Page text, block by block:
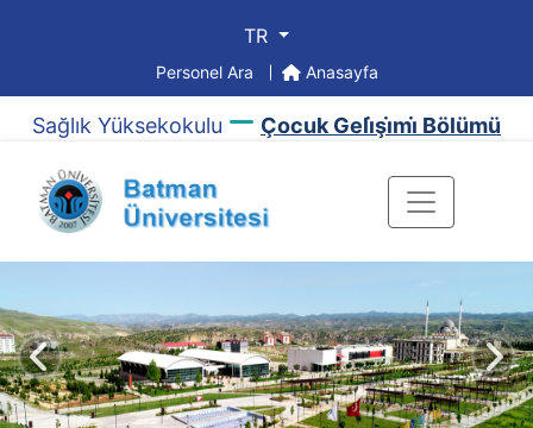
TR
Personel Ara Anasayfa
Sağlık Yüksekokulu Çocuk Geli̇şi̇mi̇ Bölümü
Önceki